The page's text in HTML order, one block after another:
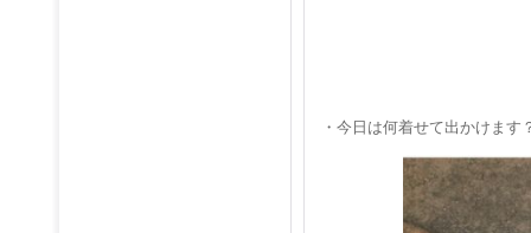
・今日は何着せて出かけます